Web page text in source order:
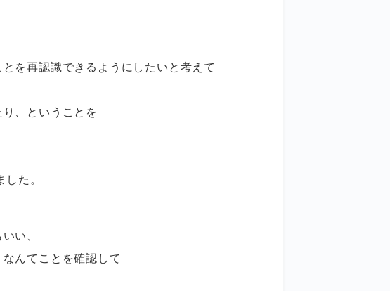
を再認識できるようにしたいと考えて
、ということを
た。
い、
んてことを確認して